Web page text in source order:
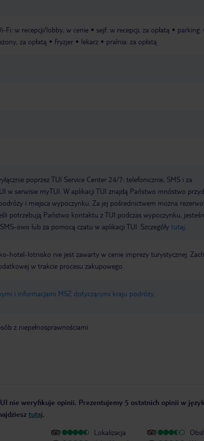
Fi: w recepcji/lobby, w cenie sejf: w recepcji, za opłatą
parking:
za opłatą
fryzjer lekarz pralnia: za opłatą
poprzez TUI Service Center 24/7: telefonicznie, SMS i za
w serwisie myTUI. W aplikacji TUI znajdą Państwo mnóstwo
i miejsca wypoczynku. Za jej pośrednictwem można
potrzebują Państwo kontaktu z TUI podczas wypoczynku,
owo lub za pomocą czatu w aplikacji TUI. Szczegóły tutaj
hotel-lotnisko nie jest zawarty w cenie imprezy turystycznej.
w trakcie procesu zakupowego.
i informacjami MSZ dotyczącymi kraju podróży.
z niepełnosprawnościami
nie weryfikuje opinii. Prezentujemy 5 ostatnich opinii w
tutaj.
Lokalizacja